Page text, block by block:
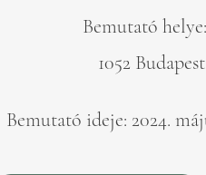
Bemutató
1052
Bemutató ideje: 2024.